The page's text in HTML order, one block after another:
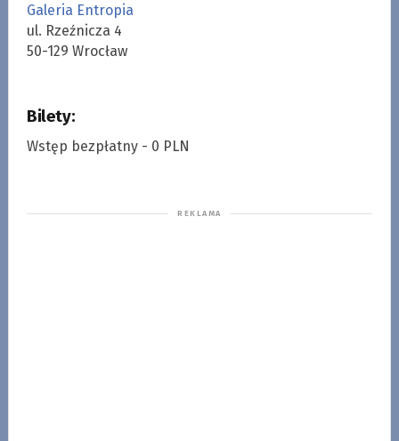
Galeria Entropia
ul. Rzeźnicza 4
50-129 Wrocław
Bilety:
Wstęp bezpłatny - 0 PLN